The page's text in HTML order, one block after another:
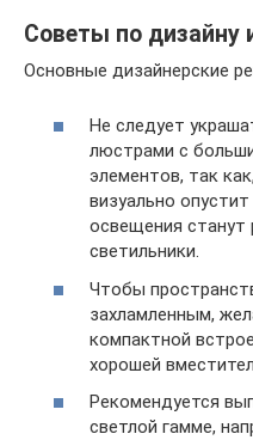
Советы по дизайну
Основные дизайнерские
Не следует
люстрами с
элементов, так
визуально
освещения станут
светильники.
Чтобы
захламленным,
компактной
хорошей
Рекомендуется
светлой гамме,